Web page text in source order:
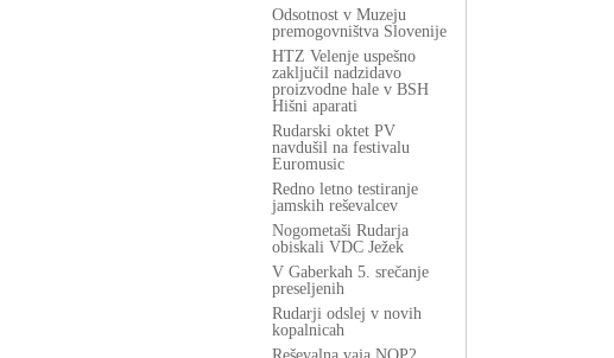
Odsotnost v Muzeju
premogovništva Slovenije
HTZ Velenje uspešno
zaključil nadzidavo
proizvodne hale v BSH
Hišni aparati
Rudarski oktet PV
navdušil na festivalu
Euromusic
Redno letno testiranje
jamskih reševalcev
Nogometaši Rudarja
obiskali VDC Ježek
V Gaberkah 5. srečanje
preseljenih
Rudarji odslej v novih
kopalnicah